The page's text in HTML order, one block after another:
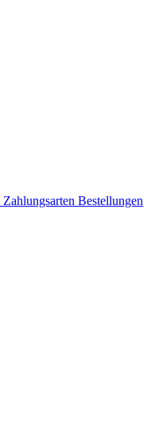
Zahlungsarten Bestellungen